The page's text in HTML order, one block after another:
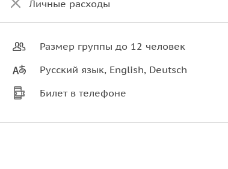
Личные расходы
Размер группы до 12 человек
Русский язык, English, Deutsch
Билет в телефоне